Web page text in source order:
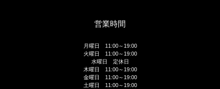
営業時間
月曜日 11:00～19:00
火曜日 11:00～19:00
水曜日 定休日
木曜日 11:00～19:00
金曜日 11:00～19:00
土曜日 11:00～19:00